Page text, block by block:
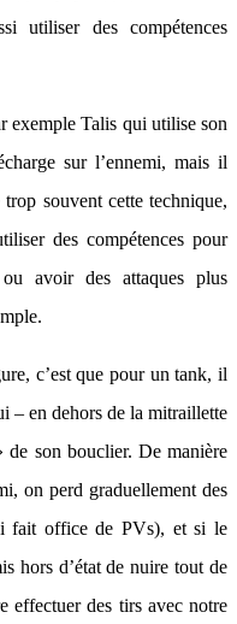
utiliser des compétences
exemple Talis qui utilise son
sur l’ennemi, mais il
souvent cette technique,
des compétences pour
avoir des attaques plus
c’est que pour un tank, il
– en dehors de la mitraillette
son bouclier. De manière
on perd graduellement des
fait office de PVs), et si le
hors d’état de nuire tout de
effectuer des tirs avec notre